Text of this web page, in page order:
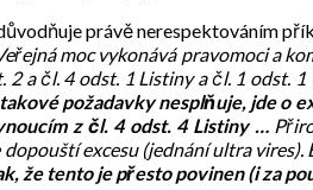
právě nerespektováním
moc vykonává pravomoci a
2 a čl. 4 odst. 1 Listiny a čl. 1 odst.
požadavky nesplňuje, jde o
z čl. 4 odst. 4 Listiny …
excesu (jednání ultra
že tento je přesto povinen (i za